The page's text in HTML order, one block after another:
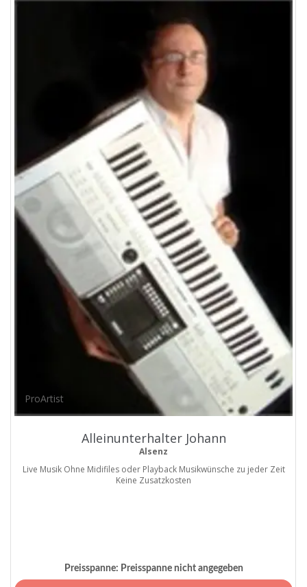
ProArtist
Alleinunterhalter Johann
Alsenz
Live Musik Ohne Midifiles oder Playback Musikwünsche zu jeder Zeit
Keine Zusatzkosten
Preisspanne: Preisspanne nicht angegeben